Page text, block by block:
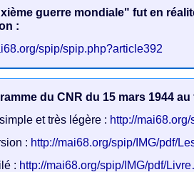
guerre mondiale" fut en
:
spip/spip.php?article392
du CNR du 15 mars 1944
et très légère : http://
: http://mai68.org/spip/IMG/pdf/
: http://mai68.org/spip/IMG/pdf/